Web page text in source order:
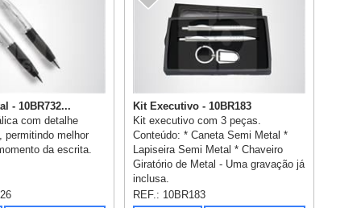
- 10BR732...
com detalhe
permitindo melhor
da escrita.
Kit Executivo - 10BR183
Kit executivo com 3 peças.
Conteúdo: * Caneta Semi Metal *
Lapiseira Semi Metal * Chaveiro
Giratório de Metal - Uma gravação já
inclusa.
REF.: 10BR183